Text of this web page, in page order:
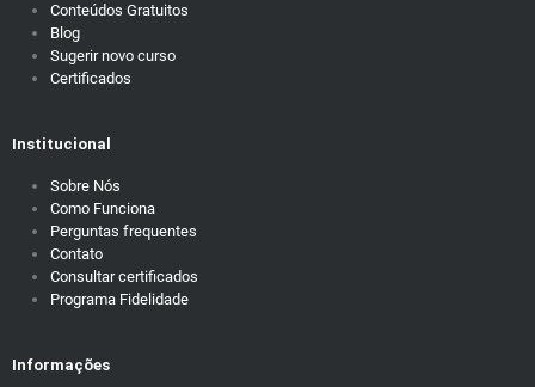
Conteúdos Gratuitos
Blog
Sugerir novo curso
Certificados
Institucional
Sobre Nós
Como Funciona
Perguntas frequentes
Contato
Consultar certificados
Programa Fidelidade
Informações